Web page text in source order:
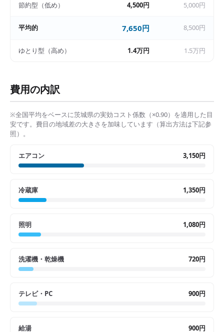
節約型（低め） 4,500円 5,000円
平均的 7,650円 8,500円
ゆとり型（高め） 1.4万円 1.5万円
費用の内訳
※全国平均をベースに茨城県の実効コスト係数（×0.90）を適用した目
安です。費目の地域差の大きさを加味しています（算出方法は下記参
照）。
エアコン 3,150円
冷蔵庫 1,350円
照明 1,080円
洗濯機・乾燥機 720円
テレビ・PC 900円
給湯 900円